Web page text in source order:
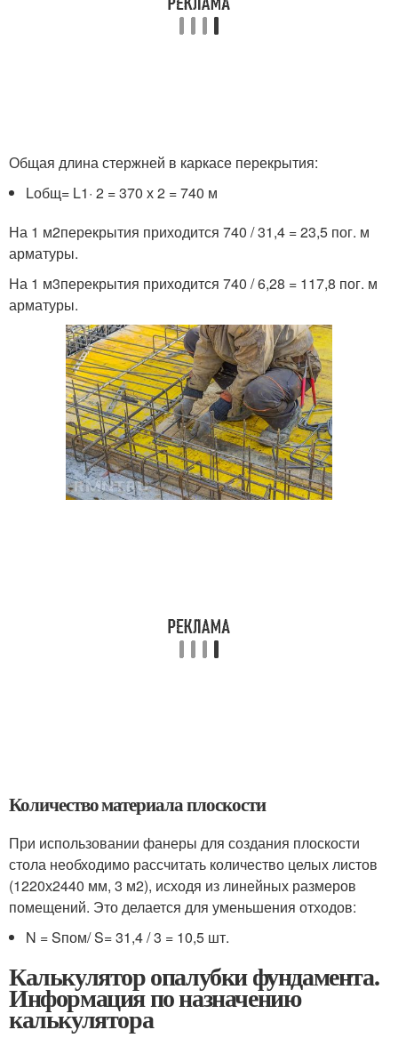
Общая длина стержней в каркасе перекрытия:
Lобщ= L1· 2 = 370 х 2 = 740 м
На 1 м2перекрытия приходится 740 / 31,4 = 23,5 пог. м
арматуры.
На 1 м3перекрытия приходится 740 / 6,28 = 117,8 пог. м
арматуры.
Количество материала плоскости
При использовании фанеры для создания плоскости
стола необходимо рассчитать количество целых листов
(1220х2440 мм, 3 м2), исходя из линейных размеров
помещений. Это делается для уменьшения отходов:
N = Sпом/ S= 31,4 / 3 = 10,5 шт.
Калькулятор опалубки фундамента.
Информация по назначению
калькулятора